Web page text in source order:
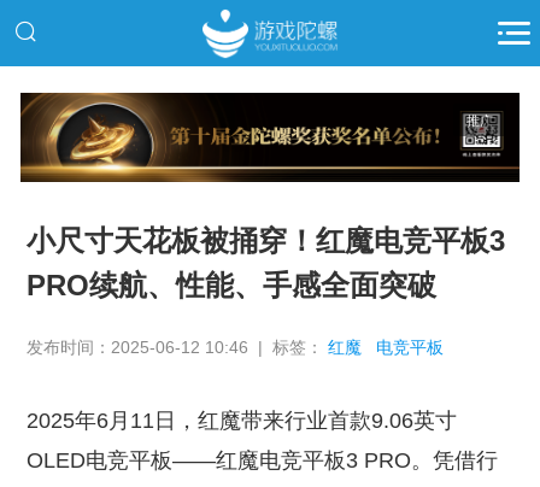
推广
小尺寸天花板被捅穿！红魔电竞平板3
PRO续航、性能、手感全面突破
发布时间：2025-06-12 10:46 | 标签：红魔 电竞平板
2025年6月11日，红魔带来行业首款9.06英寸
OLED电竞平板——红魔电竞平板3 PRO。凭借行